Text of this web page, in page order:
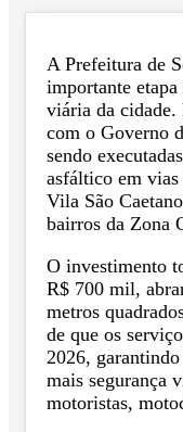
A Prefeitura de
importante
viária da
com o Governo
sendo
asfáltico em
Vila São
bairros da Zona
O investimento
R$ 700 mil,
metros
de que os
2026,
mais segurança
motoristas,